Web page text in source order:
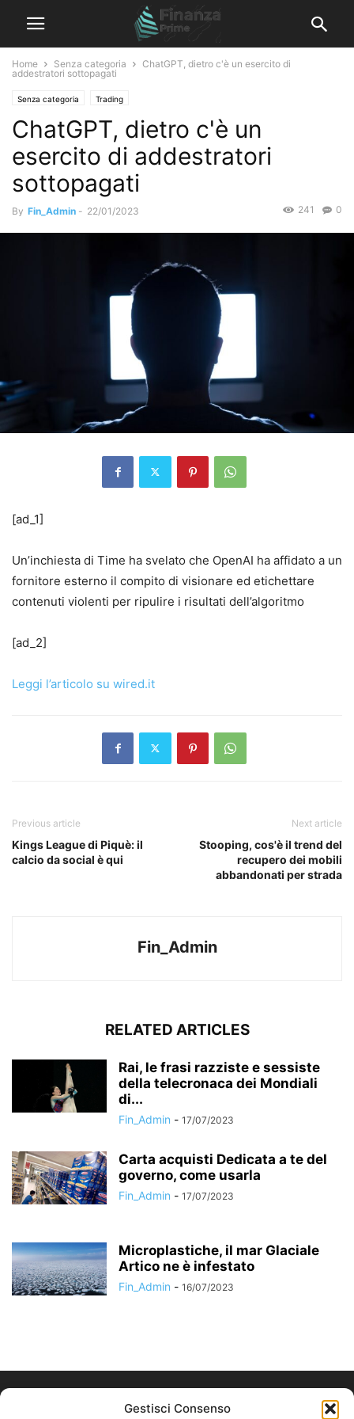
Gestisci Consenso
Home Senza categoria
ChatGPT, dietro c'è un esercito di
addestratori sottopagati
Senza categoria Trading
ChatGPT, dietro c'è un
esercito di addestratori
sottopagati
By Fin_Admin - 22/01/2023 0
241
[ad_1]
Un’inchiesta di Time ha svelato che OpenAI ha affidato a un
fornitore esterno il compito di visionare ed etichettare
contenuti violenti per ripulire i risultati dell’algoritmo
[ad_2]
Leggi l’articolo su wired.it
Previous article
Kings League di Piquè: il
calcio da social è qui
Next article
Stooping, cos'è il trend del
recupero dei mobili
abbandonati per strada
Fin_Admin
RELATED ARTICLES
Rai, le frasi razziste e sessiste
della telecronaca dei Mondiali
di...
Fin_Admin - 17/07/2023
Carta acquisti Dedicata a te del
governo, come usarla
Fin_Admin - 17/07/2023
Microplastiche, il mar Glaciale
Artico ne è infestato
Fin_Admin - 16/07/2023